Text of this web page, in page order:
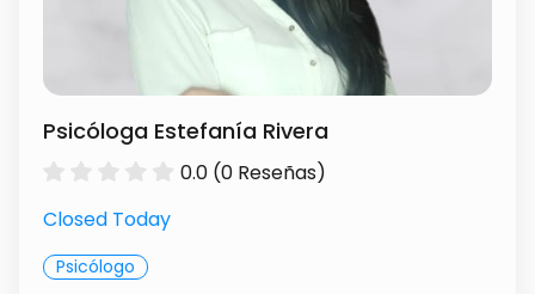
Psicóloga Estefanía Rivera
0.0 (0 Reseñas)
Closed Today
Psicólogo